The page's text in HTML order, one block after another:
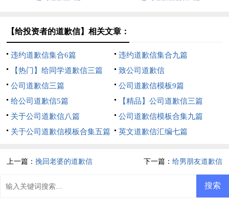
【给投资者的道歉信】相关文章：
违约道歉信集合6篇
违约道歉信集合九篇
【热门】给同学道歉信三篇
致公司道歉信
公司道歉信三篇
公司道歉信模板9篇
给公司道歉信5篇
【精品】公司道歉信三篇
关于公司道歉信八篇
公司道歉信模板合集九篇
关于公司道歉信模板合集五篇
英文道歉信汇编七篇
上一篇：挽回老婆的道歉信 下一篇： 给男朋友道歉信